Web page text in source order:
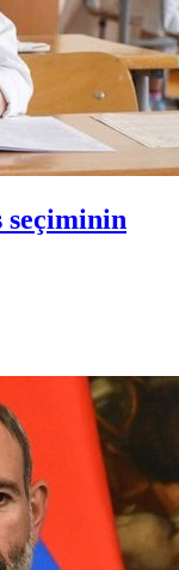
seçiminin